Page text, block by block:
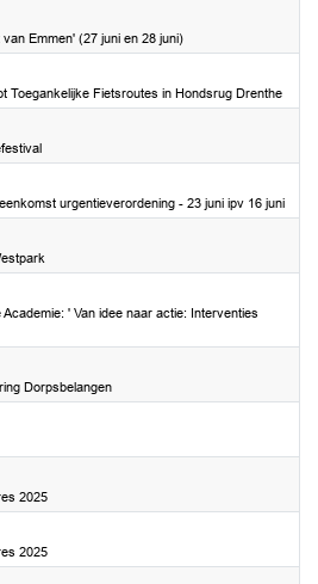
Emmen' (27 juni en 28 juni)
Toegankelijke Fietsroutes in Hondsrug Drenthe
urgentieverordening - 23 juni ipv 16 juni
' Van idee naar actie: Interventies
Dorpsbelangen
2025
2025